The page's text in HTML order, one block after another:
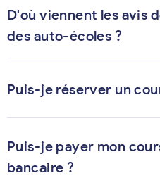
D'où viennent les avis
des auto-écoles ?
Puis-je réserver un
Puis-je payer mon
bancaire ?